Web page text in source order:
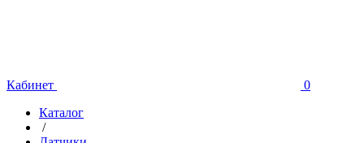
Кабинет
0
Каталог
/